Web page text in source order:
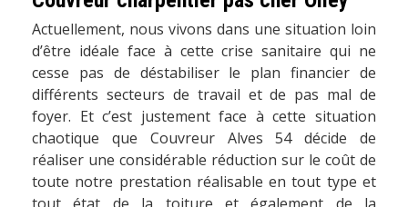
Actuellement, nous vivons dans une situation loin
d’être idéale face à cette crise sanitaire qui ne
cesse pas de déstabiliser le plan financier de
différents secteurs de travail et de pas mal de
foyer. Et c’est justement face à cette situation
chaotique que Couvreur Alves 54 décide de
réaliser une considérable réduction sur le coût de
toute notre prestation réalisable en tout type et